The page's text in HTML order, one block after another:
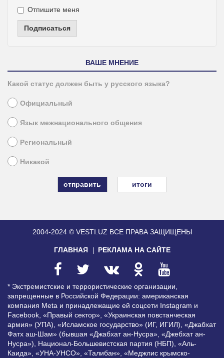
Отпишите меня
Подписаться
ВАШЕ МНЕНИЕ
Какой статус должен быть у русского языка?
Официальный
Язык межнационального общения
Региональный
Никакой
итоги
2004-2024 © VESTI.UZ ВСЕ ПРАВА ЗАЩИЩЕНЫ
ГЛАВНАЯ РЕКЛАМА НА САЙТЕ
* Экстремистские и террористические организации,
запрещенные в Российской Федерации: американская
компания Meta и принадлежащие ей соцсети Instagram и
Facebook, «Правый сектор», «Украинская повстанческая
армия» (УПА), «Исламское государство» (ИГ, ИГИЛ), «Джабхат
Фатх аш-Шам» (бывшая «Джабхат ан-Нусра», «Джебхат ан-
Нусра»), Национал-Большевистская партия (НБП), «Аль-
Каида», «УНА-УНСО», «Талибан», «Меджлис крымско-